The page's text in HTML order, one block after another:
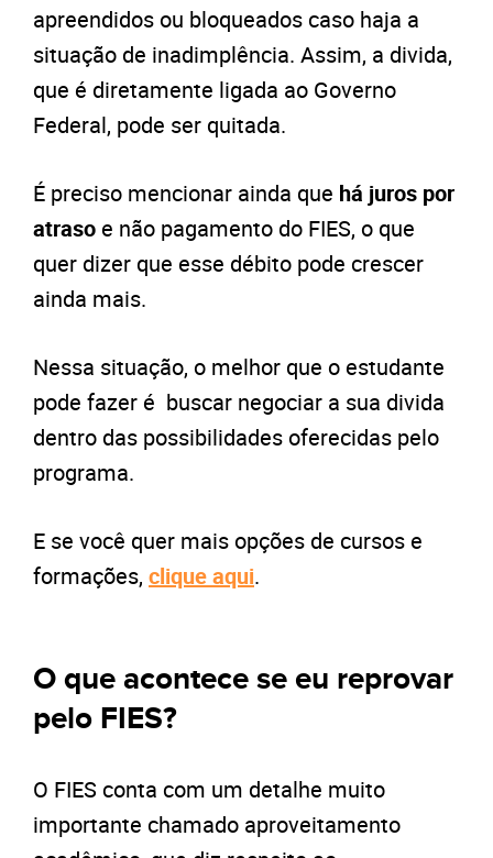
apreendidos ou bloqueados caso haja a
situação de inadimplência. Assim, a divida,
que é diretamente ligada ao Governo
Federal, pode ser quitada.
É preciso mencionar ainda que há juros por
atraso e não pagamento do FIES, o que
quer dizer que esse débito pode crescer
ainda mais.
Nessa situação, o melhor que o estudante
pode fazer é buscar negociar a sua divida
dentro das possibilidades oferecidas pelo
programa.
E se você quer mais opções de cursos e
formações, clique aqui.
O que acontece se eu reprovar
pelo FIES?
O FIES conta com um detalhe muito
importante chamado aproveitamento